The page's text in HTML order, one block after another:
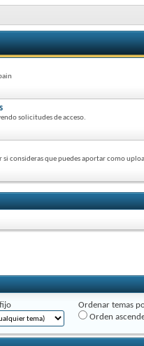
solicitudes de acceso.
si consideras que puedes aportar como
Ordenar temas
Orden